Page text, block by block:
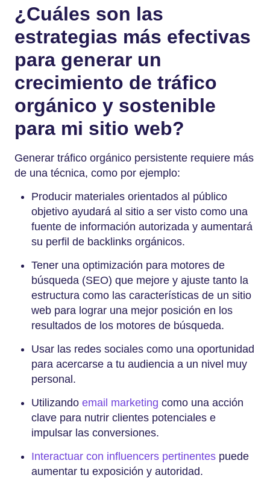
¿Cuáles son las
estrategias más efectivas
para generar un
crecimiento de tráfico
orgánico y sostenible
para mi sitio web?
Generar tráfico orgánico persistente requiere más
de una técnica, como por ejemplo:
Producir materiales orientados al público
objetivo ayudará al sitio a ser visto como una
fuente de información autorizada y aumentará
su perfil de backlinks orgánicos.
Tener una optimización para motores de
búsqueda (SEO) que mejore y ajuste tanto la
estructura como las características de un sitio
web para lograr una mejor posición en los
resultados de los motores de búsqueda.
Usar las redes sociales como una oportunidad
para acercarse a tu audiencia a un nivel muy
personal.
Utilizando email marketing como una acción
clave para nutrir clientes potenciales e
impulsar las conversiones.
Interactuar con influencers pertinentes puede
aumentar tu exposición y autoridad.